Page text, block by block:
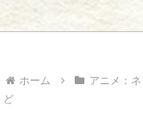
ジャンプで綺麗に終わった名作
ホーム アニメ：
ど